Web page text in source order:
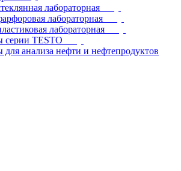
лабораторная
лабораторная
лабораторная
серии TESTO
анализа нефти и нефтепродуктов